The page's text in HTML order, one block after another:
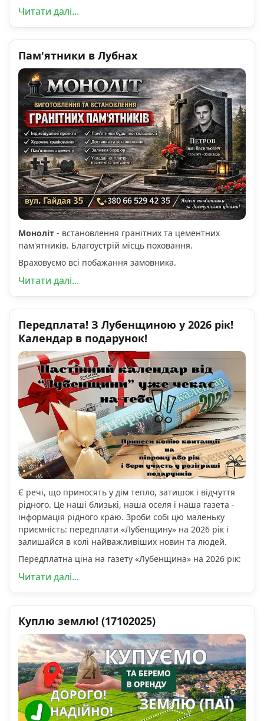
Читати далі...
Пам'ятники в Лубнах
Моноліт - встановлення гранітних та цементних
пам'ятників. Благоустрій місць поховання.
Враховуємо всі побажання замовника.
Читати далі...
Передплата! З Лубенщиною у 2026 рік!
Календар в подарунок!
Є речі, що приносять у дім тепло, затишок і відчуття
рідного. Це наші близькі, наша оселя і наша газета -
інформація рідного краю. Зроби собі цю маленьку
приємність: передплати «Лубенщину» на 2026 рік і
залишайся в колі найважливіших новин та людей.
Передплатна ціна на газету «Лубенщина» на 2026 рік:
Читати далі...
Куплю землю! (17102025)